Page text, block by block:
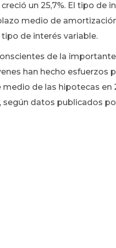
un 25,7%. El tipo de
medio de
de interés variable.
de la
han hecho esfuerzos
de las hipotecas en
según datos publicados